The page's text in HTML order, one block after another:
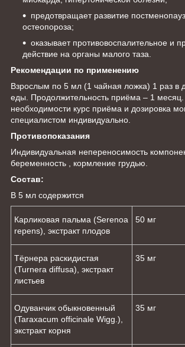
предотвращает развитие
остеопороза;
оказывает противовоспалительное и
действие на органы малого таза.
Рекомендации по применению
Взрослым по 5 мл (1 чайная ложка) 1 раз в
еды. Продолжительность приёма – 1
необходимости курс приёма и дозировка
специалистом индивидуально.
Противопоказания
Индивидуальная непереносимость
беременность , кормление грудью.
Состав:
В 5 мл содержится
Карликовая пальма (Serenoa
repens), экстракт плодов
50 мг
Тёрнера раскидистая
(Turnera diffusa), экстракт
листьев
35 мг
Одуванчик обыкновенный
(Taraxacum officinale Wigg.),
экстракт корня
35 мг